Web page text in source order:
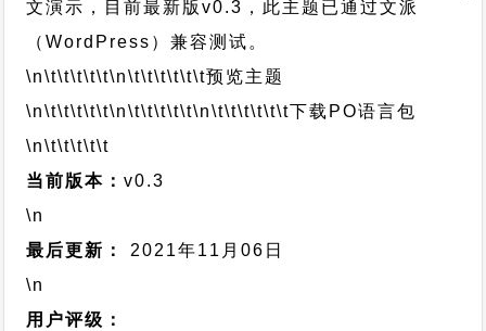
文演示，目前最新版v0.3，此主题已通过文派
（WordPress）兼容测试。
\n\t\t\t\t\t\n\t\t\t\t\t\t预览主题
\n\t\t\t\t\t\n\t\t\t\t\t\n\t\t\t\t\t\t下载PO语言包
\n\t\t\t\t\t
当前版本：v0.3
\n
最后更新：
2021年11月06日
\n
用户评级：